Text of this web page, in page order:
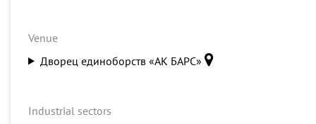
Venue
Дворец единоборств «АК БАРС»
Industrial sectors